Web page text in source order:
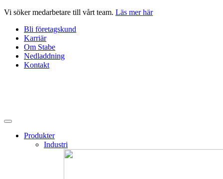
Hoppa
innehåll
Vi söker medarbetare till vårt team. Läs mer här
Bli företagskund
Karriär
Om Stabe
Nedladdning
Kontakt
Produkter
Industri